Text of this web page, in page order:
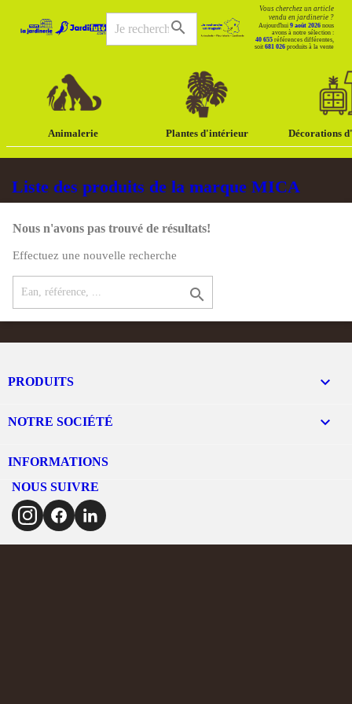
search
Vous cherchez un article
vendu en jardinerie ?
Aujourd'hui 9 août 2026 nous
avons à notre sélection :
40 655 références différentes,
soit 681 026 produits à la vente
Animalerie Plantes d'intérieur Décorations
Liste des produits de la marque MICA
Nous n'avons pas trouvé de résultats!
Effectuez une nouvelle recherche

PRODUITS 
NOTRE SOCIÉTÉ 
INFORMATIONS
NOUS SUIVRE